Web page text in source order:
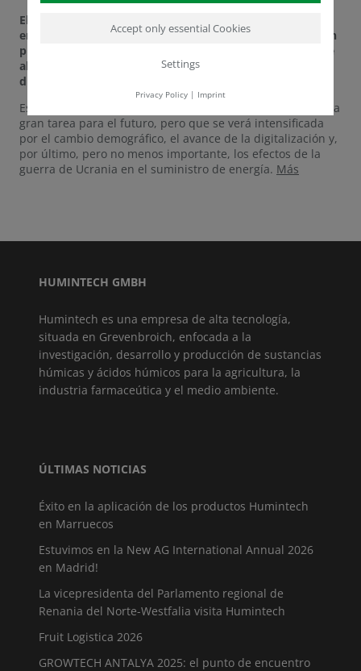
El mercado laboral de la cuenca minera renana se
enfrenta a enormes trastornos y desafíos. La eliminación
progresiva del lignito y la concentración de industrias de
alto consumo energético afectan especialmente al
distrito renano de Neuss.
Este llamado cambio estructural representa por sí solo una
gran tarea para el futuro, pero que se verá intensificada
por el cambio demográfico, el avance de la digitalización y,
por último, pero no menos importante, los efectos de la
guerra de Ucrania en el suministro de energía. Más
HUMINTECH GMBH
Humintech es una empresa de alta tecnología,
situada en Grevenbroich, enfocada a la
investigación, desarrollo y producción de sustancias
húmicas y ácidos húmicos para la agricultura, la
industria farmaceútica y el medio ambiente.
ÚLTIMAS NOTICIAS
Éxito en la aplicación de los productos Humintech
en Marruecos
Estuvimos en la New AG International Annual 2026
en Madrid!
La vicepresidenta del Parlamento regional de
Renania del Norte-Westfalia visita Humintech
Fruit Logistica 2026
GROWTECH ANTALYA 2025: el punto de encuentro
Accept only essential Cookies
Settings
Privacy Policy| Imprint